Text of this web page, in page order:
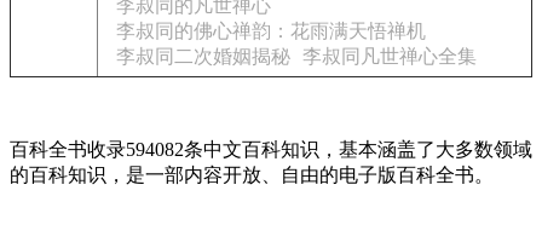
李叔同的凡世禅心
李叔同的佛心禅韵：花雨满天悟禅机
李叔同二次婚姻揭秘
李叔同凡世禅心全集
百科全书收录594082条中文百科知识，基本涵盖了大多数领域
的百科知识，是一部内容开放、自由的电子版百科全书。